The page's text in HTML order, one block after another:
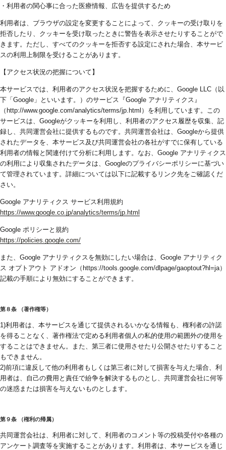
・利用者の関心事に合った医療情報、広告を提供するため
利用者は、ブラウザの設定を変更することによって、クッキーの受け取りを
拒否したり、クッキーを受け取ったときに警告を表示させたりすることがで
きます。ただし、すべてのクッキーを拒否する設定にされた場合、本サービ
スの利用上制限を受けることがあります。
【アクセス状況の把握について】
本サービスでは、利用者のアクセス状況を把握するために、Google LLC（以
下「Google」といいます。）のサービス『Google アナリティクス』
（http://www.google.com/analytics/terms/jp.html）を利用しています。この
サービスは、Googleがクッキーを利用し、利用者のアクセス履歴を収集、記
録し、共同運営会社に提供するものです。共同運営会社は、Googleから提供
されたデータを、本サービス及び共同運営会社の各社がすでに保有している
利用者の情報と関連付けて分析に利用します。なお、Google アナリティクス
の利用により収集されたデータは、Googleのプライバシーポリシーに基づい
て管理されています。詳細については以下に記載するリンク先をご確認くだ
さい。
Google アナリティクス サービス利用規約
https://www.google.co.jp/analytics/terms/jp.html
Google ポリシーと規約
https://policies.google.com/
また、Google アナリティクスを無効にしたい場合は、Google アナリティク
ス オプトアウト アドオン（https://tools.google.com/dlpage/gaoptout?hl=ja）
記載の手順により無効にすることができます。
第８条 （著作権等）
1)利用者は、本サービスを通じて提供されるいかなる情報も、権利者の許諾
を得ることなく、著作権法で定める利用者個人の私的使用の範囲外の使用を
することはできません。また、第三者に使用させたり公開させたりすること
もできません。
2)前項に違反して他の利用者もしくは第三者に対して損害を与えた場合、利
用者は、自己の費用と責任で紛争を解決するものとし、共同運営会社に何等
の迷惑または損害を与えないものとします。
第９条 （権利の帰属）
共同運営会社は、利用者に対して、利用者のコメント等の投稿受付や各種の
アンケート調査等を実施することがあります。利用者は、本サービスを通じ